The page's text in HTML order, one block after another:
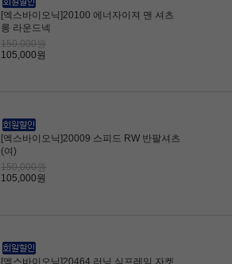
[엑스바이오닉]20100 에너자이져 맨 셔츠
롱 라운드넥
150,000원
105,000원
[엑스바이오닉]20009 스피드 RW 반팔셔츠
(여)
150,000원
105,000원
[엑스바이오닉]20464 러닝 심프레임 자켓